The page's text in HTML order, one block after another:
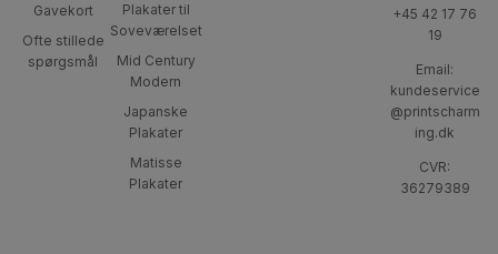
Gavekort
Ofte stillede
spørgsmål
Plakater til
Soveværelset
Mid Century
Modern
Japanske
Plakater
Matisse
Plakater
+45 42 17 76
19
Email:
kundeservice
@printscharm
ing.dk
CVR:
36279389